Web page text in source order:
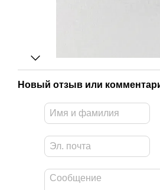
Новый отзыв или